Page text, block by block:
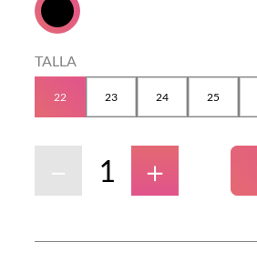
TALLA
22 23 24 25
＋
－